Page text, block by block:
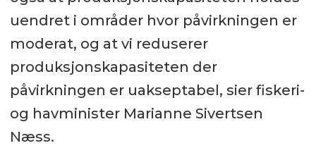
uendret i områder hvor påvirkningen er
moderat, og at vi reduserer
produksjonskapasiteten der
påvirkningen er uakseptabel, sier fiskeri-
og havminister Marianne Sivertsen
Næss.